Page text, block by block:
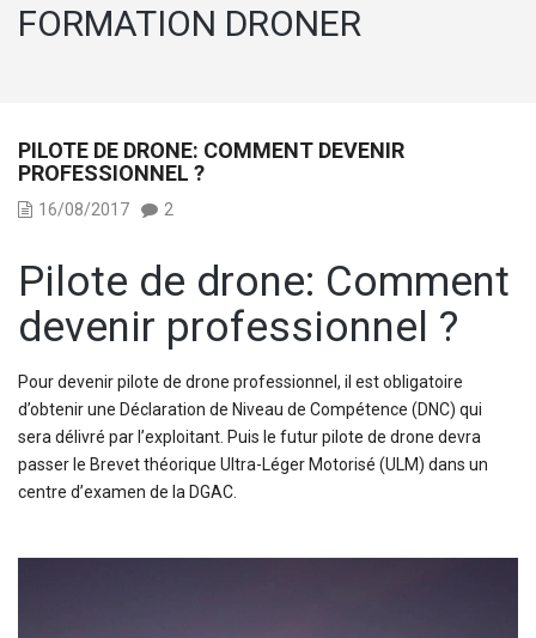
FORMATION DRONER
PILOTE DE DRONE: COMMENT DEVENIR
PROFESSIONNEL ?
16/08/2017 2
Pilote de drone: Comment
devenir professionnel ?
Pour devenir pilote de drone professionnel, il est obligatoire
d’obtenir une Déclaration de Niveau de Compétence (DNC) qui
sera délivré par l’exploitant. Puis le futur pilote de drone devra
passer le Brevet théorique Ultra-Léger Motorisé (ULM) dans un
centre d’examen de la DGAC.